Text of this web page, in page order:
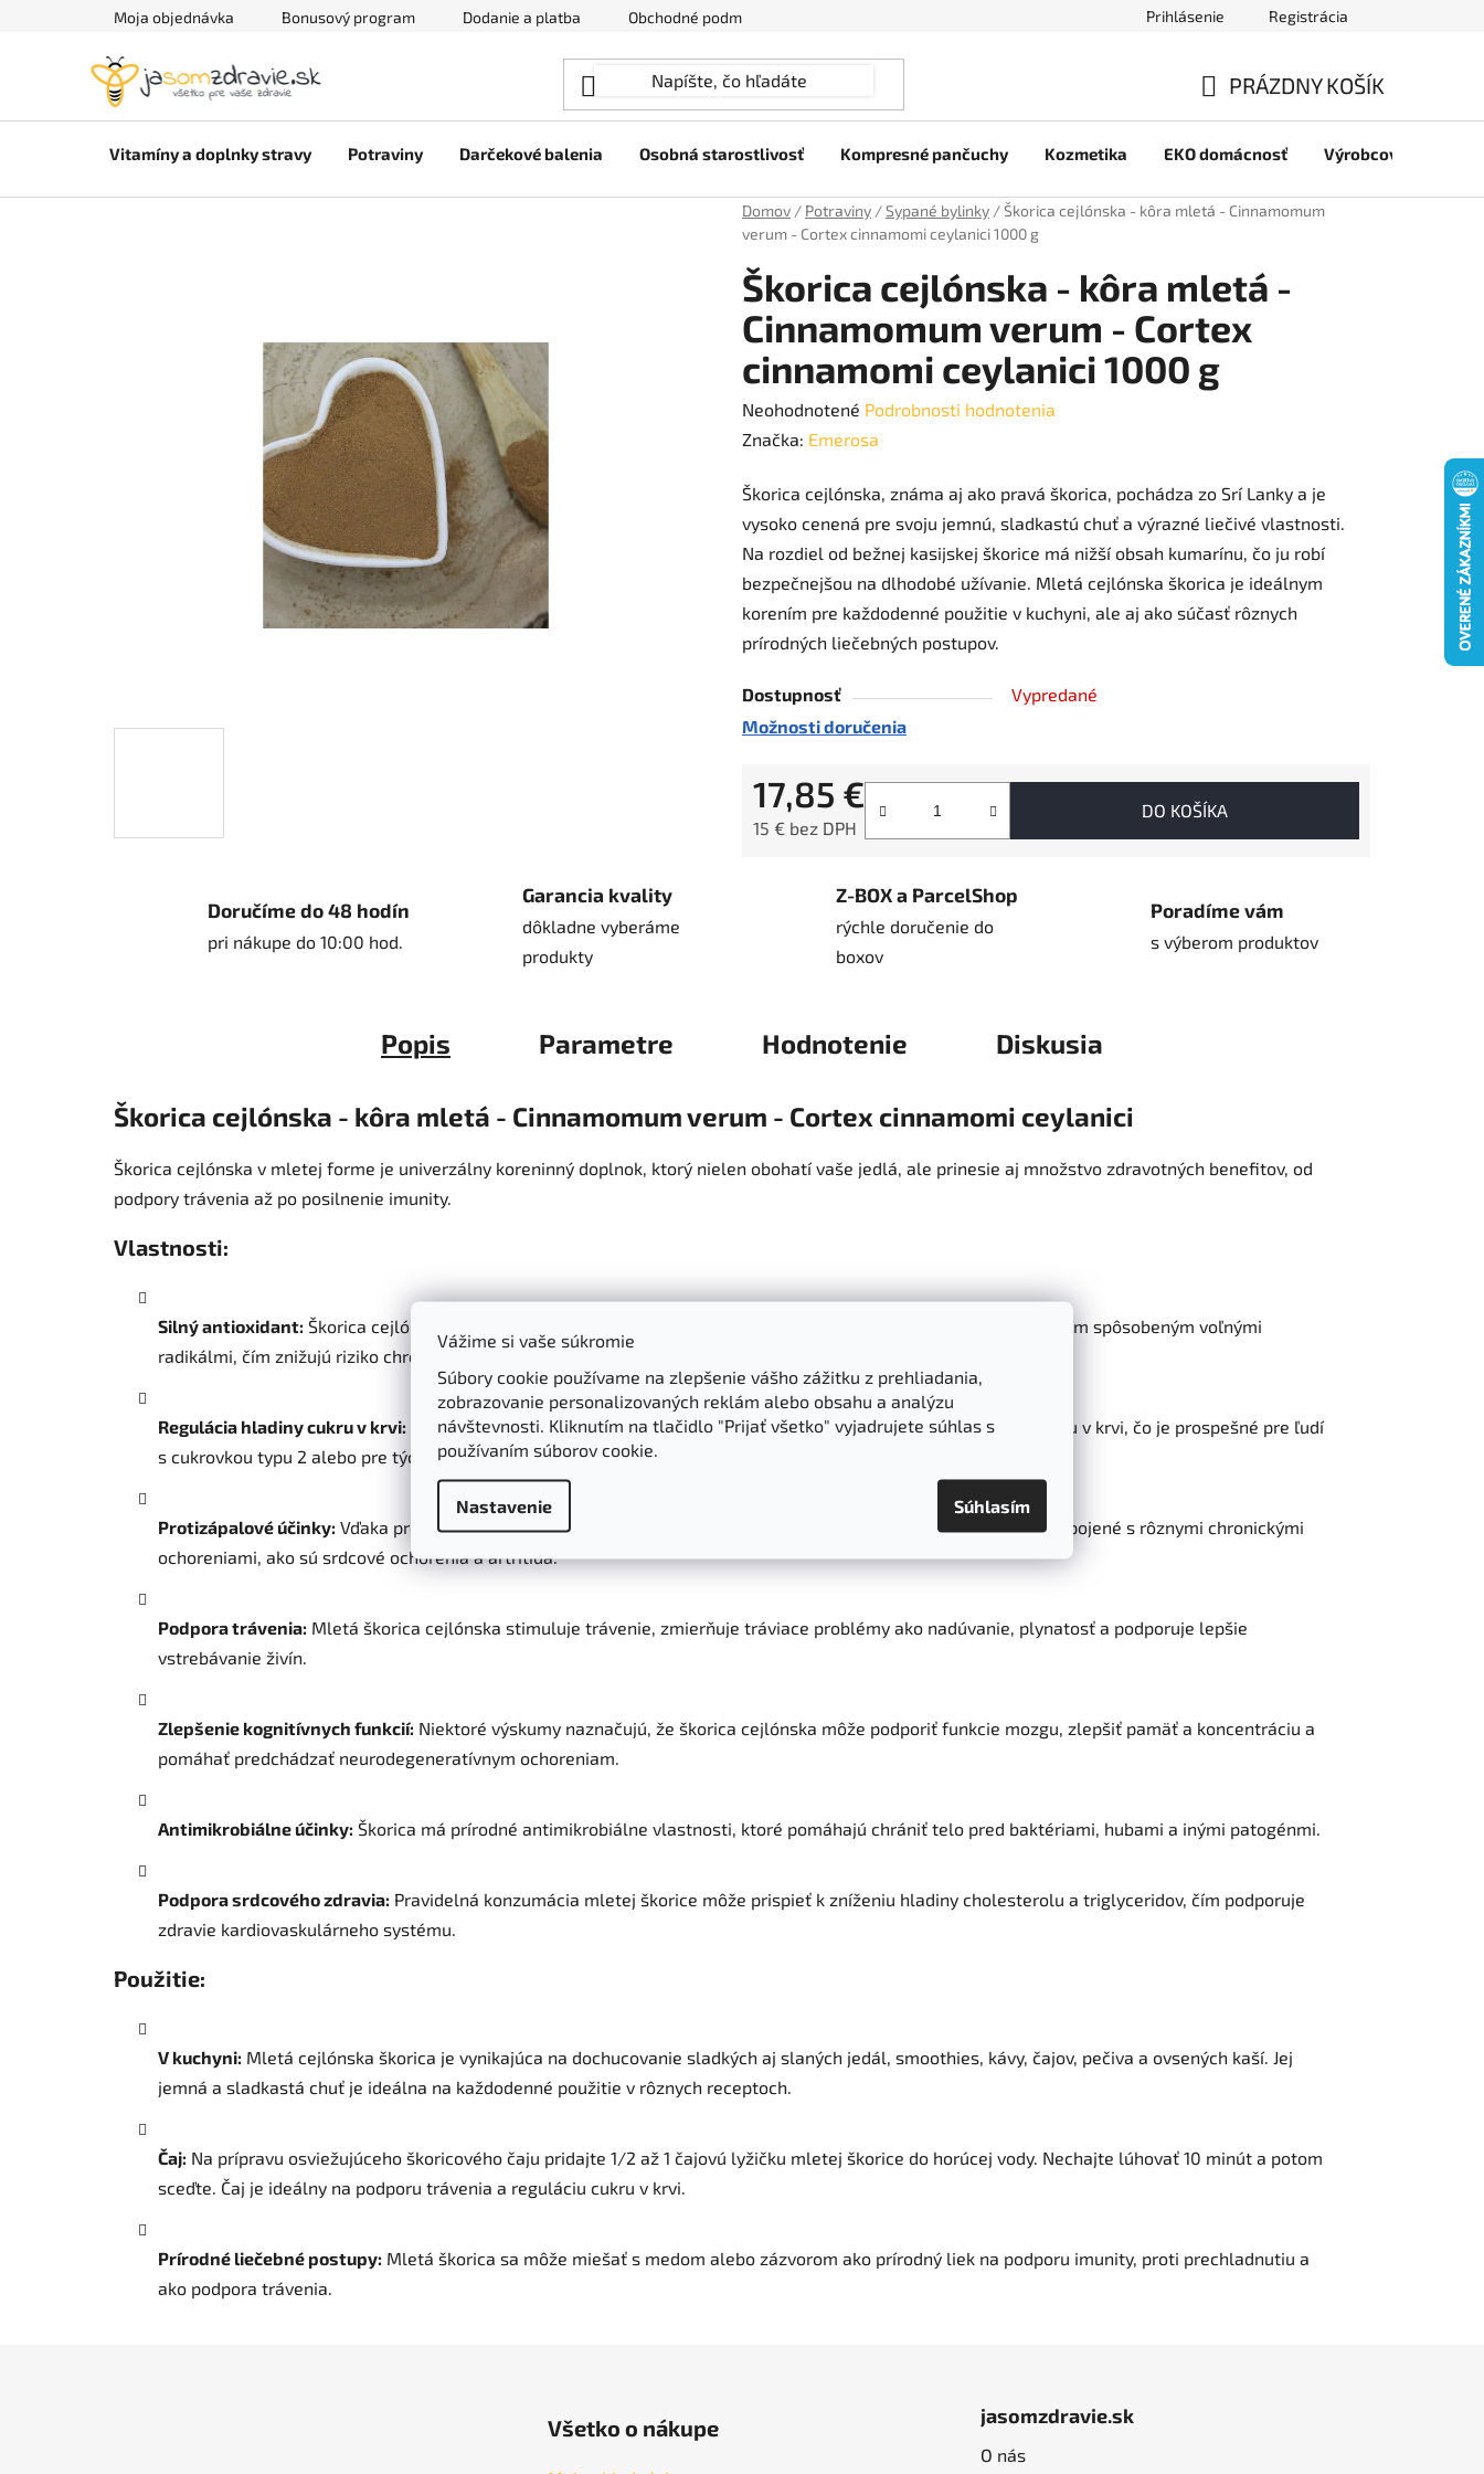
Vážime si vaše súkromie
Súbory cookie používame na zlepšenie vášho zážitku z prehliadania,
zobrazovanie personalizovaných reklám alebo obsahu a analýzu
návštevnosti. Kliknutím na tlačidlo "Prijať všetko" vyjadrujete súhlas s
používaním súborov cookie.
Nastavenie Súhlasím
Moja objednávka Bonusový program Dodanie a platba Obchodné podmienky Prihlásenie Registrácia
KOŠÍK
PRÁZDNY KOŠÍK
Vitamíny a doplnky stravy Potraviny Darčekové balenia Osobná starostlivosť Kompresné pančuchy Kozmetika EKO domácnosť Výrobcovia
Domov / Potraviny /Sypané bylinky /Škorica cejlónska - kôra mletá - Cinnamomum
verum - Cortex cinnamomi ceylanici 1000 g
Škorica cejlónska - kôra mletá -
Cinnamomum verum - Cortex
cinnamomi ceylanici 1000 g
Priemerné
hodnotenie
je
0,0
z
5
hviezdičiek.
Neohodnotené Podrobnosti hodnotenia
Značka: Emerosa
Škorica cejlónska, známa aj ako pravá škorica, pochádza zo Srí Lanky a je
vysoko cenená pre svoju jemnú, sladkastú chuť a výrazné liečivé vlastnosti.
Na rozdiel od bežnej kasijskej škorice má nižší obsah kumarínu, čo ju robí
bezpečnejšou na dlhodobé užívanie. Mletá cejlónska škorica je ideálnym
korením pre každodenné použitie v kuchyni, ale aj ako súčasť rôznych
prírodných liečebných postupov.
Dostupnosť
Vypredané
Možnosti doručenia
17,85 €
15 € bez DPH
DO KOŠÍKA
Doručíme do 48 hodín
pri nákupe do 10:00 hod.
Garancia kvality
dôkladne vyberáme
produkty
Z-BOX a ParcelShop
rýchle doručenie do
boxov
Poradíme vám
s výberom produktov
Popis Parametre Hodnotenie Diskusia
Škorica cejlónska - kôra mletá - Cinnamomum verum - Cortex cinnamomi ceylanici
Škorica cejlónska v mletej forme je univerzálny koreninný doplnok, ktorý nielen obohatí vaše jedlá, ale prinesie aj množstvo zdravotných benefitov, od
podpory trávenia až po posilnenie imunity.
Vlastnosti:
Silný antioxidant: Škorica cejlónska obsahuje vysoké množstvo antioxidantov, ktoré chránia bunky pred poškodením spôsobeným voľnými
radikálmi, čím znižujú riziko chronických ochorení a podporujú celkové zdravie.
Regulácia hladiny cukru v krvi: Škorica cejlónska pomáha zlepšovať citlivosť na inzulín a stabilizovať hladinu cukru v krvi, čo je prospešné pre ľudí
s cukrovkou typu 2 alebo pre tých, ktorí sa snažia regulovať svoju hmotnosť.
Protizápalové účinky: Vďaka protizápalovým vlastnostiam môže škorica pomôcť zmierniť zápaly v tele, ktoré sú spojené s rôznymi chronickými
ochoreniami, ako sú srdcové ochorenia a artritída.
Podpora trávenia: Mletá škorica cejlónska stimuluje trávenie, zmierňuje tráviace problémy ako nadúvanie, plynatosť a podporuje lepšie
vstrebávanie živín.
Zlepšenie kognitívnych funkcií: Niektoré výskumy naznačujú, že škorica cejlónska môže podporiť funkcie mozgu, zlepšiť pamäť a koncentráciu a
pomáhať predchádzať neurodegeneratívnym ochoreniam.
Antimikrobiálne účinky: Škorica má prírodné antimikrobiálne vlastnosti, ktoré pomáhajú chrániť telo pred baktériami, hubami a inými patogénmi.
Podpora srdcového zdravia: Pravidelná konzumácia mletej škorice môže prispieť k zníženiu hladiny cholesterolu a triglyceridov, čím podporuje
zdravie kardiovaskulárneho systému.
Použitie:
V kuchyni: Mletá cejlónska škorica je vynikajúca na dochucovanie sladkých aj slaných jedál, smoothies, kávy, čajov, pečiva a ovsených kaší. Jej
jemná a sladkastá chuť je ideálna na každodenné použitie v rôznych receptoch.
Čaj: Na prípravu osviežujúceho škoricového čaju pridajte 1/2 až 1 čajovú lyžičku mletej škorice do horúcej vody. Nechajte lúhovať 10 minút a potom
sceďte. Čaj je ideálny na podporu trávenia a reguláciu cukru v krvi.
Prírodné liečebné postupy: Mletá škorica sa môže miešať s medom alebo zázvorom ako prírodný liek na podporu imunity, proti prechladnutiu a
ako podpora trávenia.
Všetko o nákupe jasomzdravie.sk
O nás